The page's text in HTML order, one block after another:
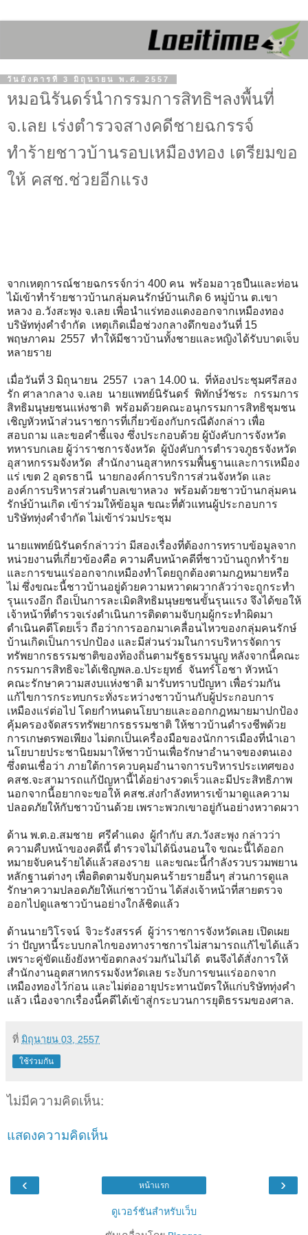
วันอังคารที่ 3 มิถุนายน พ.ศ. 2557
หมอนิรันดร์นำกรรมการสิทธิฯลงพื้นที่
จ.เลย เร่งตำรวจสางคดีชายฉกรรจ์
ทำร้ายชาวบ้านรอบเหมืองทอง เตรียมขอ
ให้ คสช.ช่วยอีกแรง
จากเหตุการณ์ชายฉกรรจ์กว่า 400 คน พร้อมอาวุธปืนและท่อน
ไม้เข้าทำร้ายชาวบ้านกลุ่มคนรักษ์บ้านเกิด 6 หมู่บ้าน ต.เขา
หลวง อ.วังสะพุง จ.เลย เพื่อนำแร่ทองแดงออกจากเหมืองทอง
บริษัททุ่งคำจำกัด เหตุเกิดเมื่อช่วงกลางดึกของวันที่ 15
พฤษภาคม 2557 ทำให้มีชาวบ้านทั้งชายและหญิงได้รับบาดเจ็บ
หลายราย
เมื่อวันที่ 3 มิถุนายน 2557 เวลา 14.00 น. ที่ห้องประชุมศรีสอง
รัก ศาลากลาง จ.เลย นายแพทย์นิรันดร์ พิทักษ์วัชระ กรรมการ
สิทธิมนุษยชนแห่งชาติ พร้อมด้วยคณะอนุกรรมการสิทธิชุมชน
เชิญหัวหน้าส่วนราชการที่เกี่ยวข้องกับกรณีดังกล่าว เพื่อ
สอบถาม และขอคำชี้แจง ซึ่งประกอบด้วย ผู้บังคับการจังหวัด
ทหารบกเลย ผู้ว่าราชการจังหวัด ผู้บังคับการตำรวจภูธรจังหวัด
อุสาหกรรมจังหวัด สำนักงานอุสาหกรรมพื้นฐานและการเหมือง
แร่ เขต 2 อุดรธานี นายกองค์การบริการส่วนจังหวัด และ
องค์การบริหารส่วนตำบลเขาหลวง พร้อมด้วยชาวบ้านกลุ่มคน
รักษ์บ้านเกิด เข้าร่วมให้ข้อมูล ขณะที่ตัวแทนผู้ประกอบการ
บริษัททุ่งคำจำกัด ไม่เข้าร่วมประชุม
นายแพทย์นิรันดร์กล่าวว่า มีสองเรื่องที่ต้องการทราบข้อมูลจาก
หน่วยงานที่เกี่ยวข้องคือ ความคืบหน้าคดีที่ชาวบ้านถูกทำร้าย
และการขนแร่ออกจากเหมืองทำโดยถูกต้องตามกฎหมายหรือ
ไม่ ซึ่งขณะนี้ชาวบ้านอยู่ด้วยความหวาดผวากลัวว่าจะถูกระทำ
รุนแรงอีก ถือเป็นการละเมิดสิทธิมนุษยชนขั้นรุนแรง จึงได้ขอให้
เจ้าหน้าที่ตำรวจเร่งดำเนินการติดตามจับกุมผู้กระทำผิดมา
ดำเนินคดีโดยเร็ว ถือว่าการออกมาเคลื่อนไหวของกลุ่มคนรักษ์
บ้านเกิดเป็นการปกป้อง และมีส่วนร่วมในการบริหารจัดการ
ทรัพยากรธรรมชาติของท้องถิ่นตามรัฐธรรมนูญ หลังจากนี้คณะ
กรรมการสิทธิจะได้เชิญพล.อ.ประยุทธ์ จันทร์โอชา หัวหน้า
คณะรักษาความสงบแห่งชาติ มารับทราบปัญหา เพื่อร่วมกัน
แก้ไขการกระทบกระทั่งระหว่างชาวบ้านกับผู้ประกอบการ
เหมืองแร่ต่อไป โดยกำหนดนโยบายและออกกฎหมายมาปกป้อง
คุ้มครองจัดสรรทรัพยากรธรรมชาติ ให้ชาวบ้านดำรงชีพด้วย
การเกษตรพอเพียง ไม่ตกเป็นเครื่องมือของนักการเมืองที่นำเอา
นโยบายประชานิยมมาให้ชาวบ้านเพื่อรักษาอำนาจของตนเอง
ซึ่งตนเชื่อว่า ภายใต้การควบคุมอำนาจการบริหารประเทศของ
คสช.จะสามารถแก้ปัญหานี้ได้อย่างรวดเร็วและมีประสิทธิภาพ
นอกจากนี้อยากจะขอให้ คสช.ส่งกำลังทหารเข้ามาดูแลความ
ปลอดภัยให้กับชาวบ้านด้วย เพราะพวกเขาอยู่กันอย่างหวาดผวา
ด้าน พ.ต.อ.สมชาย ศรีคำแดง ผู้กำกับ สภ.วังสะพุง กล่าวว่า
ความคืบหน้าของคดีนี้ ตำรวจไม่ได้นิ่งนอนใจ ขณะนี้ได้ออก
หมายจับคนร้ายได้แล้วสองราย และขณะนี้กำลังรวบรวมพยาน
หลักฐานต่างๆ เพื่อติดตามจับกุมคนร้ายรายอื่นๆ ส่วนการดูแล
รักษาความปลอดภัยให้แก่ชาวบ้าน ได้ส่งเจ้าหน้าที่สายตรวจ
ออกไปดูแลชาวบ้านอย่างใกล้ชิดแล้ว
ด้านนายวิโรจน์ จิวะรังสรรค์ ผู้ว่าราชการจังหวัดเลย เปิดเผย
ว่า ปัญหานี้ระบบกลไกของทางราชการไม่สามารถแก้ไขได้แล้ว
เพราะคู่ขัดแย้งยังหาข้อตกลงร่วมกันไม่ได้ ตนจึงได้สั่งการให้
สำนักงานอุตสาหกรรมจังหวัดเลย ระงับการขนแร่ออกจาก
เหมืองทองไว้ก่อน และไม่ต่ออายุประทานบัตรให้แก่บริษัททุ่งคำ
แล้ว เนื่องจากเรื่องนี้คดีได้เข้าสู่กระบวนการยุติธรรมของศาล.
ที่ มิถุนายน 03, 2557
ใช้ร่วมกัน
ไม่มีความคิดเห็น:
แสดงความคิดเห็น
‹ ›
หน้าแรก
ดูเวอร์ชันสำหรับเว็บ